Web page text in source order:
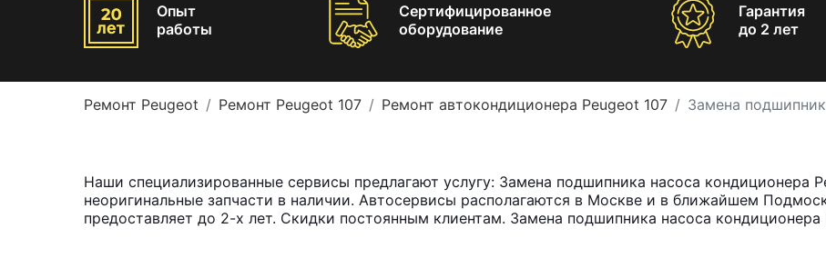
Опыт
работы
Сертифицированное
оборудование
Гарантия
до 2 лет
Ремонт Peugeot Ремонт Peugeot 107 Ремонт автокондиционера Peugeot 107 Замена
Наши специализированные сервисы предлагают услугу: Замена подшипника насоса кондиционера
неоригинальные запчасти в наличии. Автосервисы располагаются в Москве и в ближайшем
предоставляет до 2-х лет. Скидки постоянным клиентам. Замена подшипника насоса